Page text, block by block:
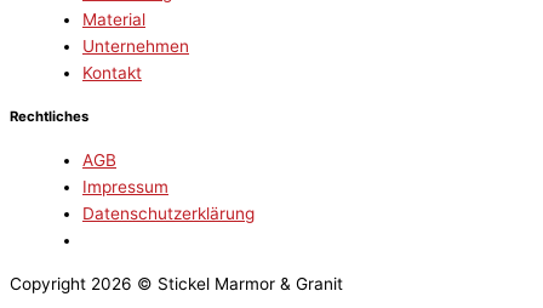
Material
Unternehmen
Kontakt
Rechtliches
AGB
Impressum
Datenschutzerklärung
Copyright 2026 © Stickel Marmor & Granit